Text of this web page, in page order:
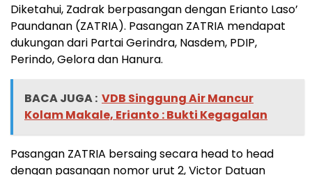
Diketahui, Zadrak berpasangan dengan Erianto Laso’
Paundanan (ZATRIA). Pasangan ZATRIA mendapat
dukungan dari Partai Gerindra, Nasdem, PDIP,
Perindo, Gelora dan Hanura.
BACA JUGA : VDB Singgung Air Mancur
Kolam Makale, Erianto : Bukti Kegagalan
Pasangan ZATRIA bersaing secara head to head
dengan pasangan nomor urut 2, Victor Datuan